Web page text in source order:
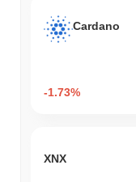
Cardano
-1.73%
XNX